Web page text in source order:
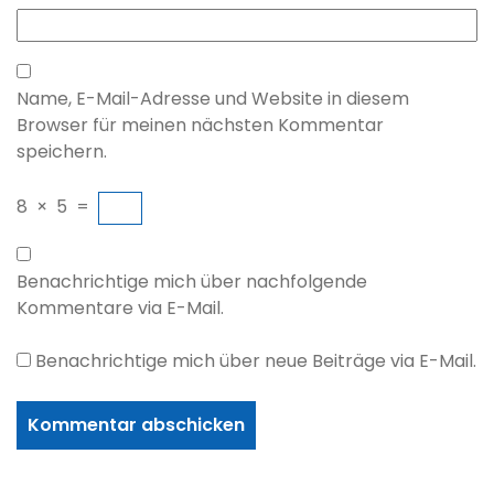
Name, E-Mail-Adresse und Website in diesem
Browser für meinen nächsten Kommentar
speichern.
8 × 5 =
Benachrichtige mich über nachfolgende
Kommentare via E-Mail.
Benachrichtige mich über neue Beiträge via E-Mail.